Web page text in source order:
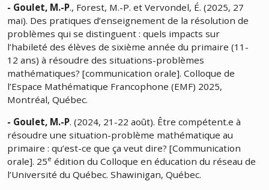
- Goulet, M.-P., Forest, M.-P. et Vervondel, É. (2025, 27
mai). Des pratiques d’enseignement de la résolution de
problèmes qui se distinguent : quels impacts sur
l’habileté des élèves de sixième année du primaire (11-
12 ans) à résoudre des situations-problèmes
mathématiques? [communication orale]. Colloque de
l’Espace Mathématique Francophone (EMF) 2025,
Montréal, Québec.
- Goulet, M.-P. (2024, 21-22 août). Être compétent.e à
résoudre une situation-problème mathématique au
primaire : qu’est-ce que ça veut dire? [Communication
orale]. 25e édition du Colloque en éducation du réseau de
l’Université du Québec. Shawinigan, Québec.